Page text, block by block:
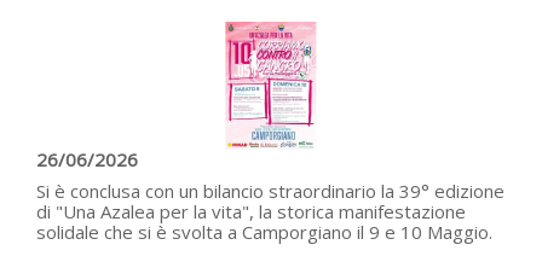
26/06/2026
Si è conclusa con un bilancio straordinario la 39° edizione
di "Una Azalea per la vita", la storica manifestazione
solidale che si è svolta a Camporgiano il 9 e 10 Maggio.